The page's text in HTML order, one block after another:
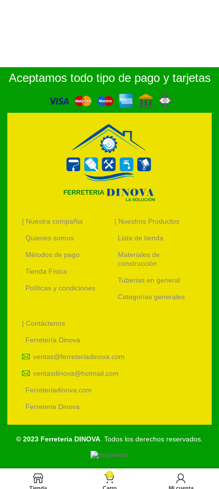
Aceptamos todo tipo de pago y tarjetas
| Nuestra compañia
Quienes somos
Métodos de pago
Tienda Física
Políticas y condiciones
| Nuestros Productos
Lista de tienda
Materiales de
construcción
Tuberias en general
Categorías generales
| Contáctenos
Ferretería Dinova
ventas@ferreteriadinova.com
ventasdinova@hotmail.com
Ferreteriadinova.com
Ferreteria Dinova
© 2023 Ferreteria DINOVA . Todos los derechos reservados.
0